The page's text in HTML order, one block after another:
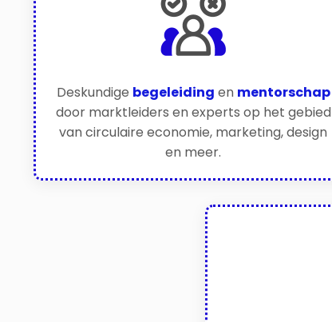
Deskundige begeleiding en mentorschap
door marktleiders en experts op het gebied
van circulaire economie, marketing, design
en meer.